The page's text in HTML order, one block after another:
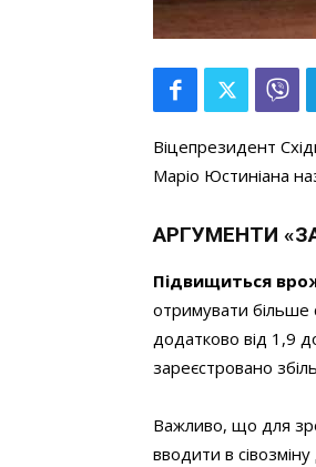
Віцепрезидент
Маріо Юстиніана
АРГУМЕНТИ
Підвищиться
отримувати більше
додатково від 1,9
зареєстровано
Важливо, що для
вводити в сівозміну